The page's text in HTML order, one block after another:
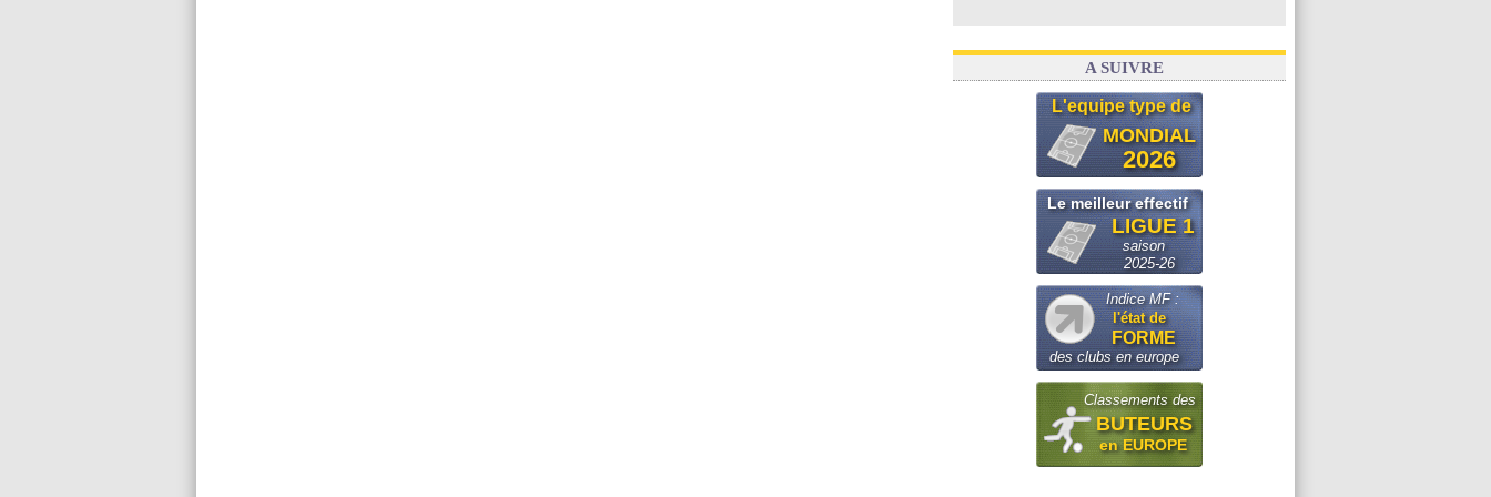
A SUIVRE
L'equipe type de
MONDIAL
2026
Le meilleur effectif
LIGUE 1
saison
2025-26
Indice MF :
l'état de
FORME
des clubs en europe
Classements des
BUTEURS
en EUROPE